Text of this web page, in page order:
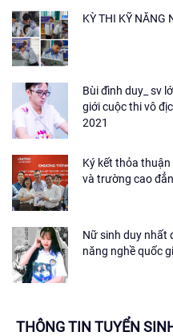
KỲ THI KỸ NĂNG
Bùi đình duy_ sv
giới cuộc thi vô
2021
Ký kết thỏa
và trường cao
Nữ sinh duy nhất
năng nghề quốc
THÔNG TIN TUYỂN